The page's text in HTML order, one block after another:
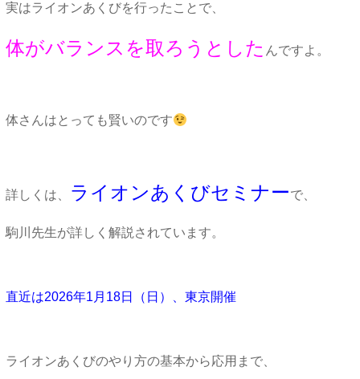
実はライオンあくびを行ったことで、
体がバランスを取ろうとした んですよ。
体さんはとっても賢いのです
詳しくは、 ライオンあくびセミナーで、
駒川先生が詳しく解説されています。
直近は2026年1月18日（日）、東京開催
ライオンあくびのやり方の基本から応用まで、